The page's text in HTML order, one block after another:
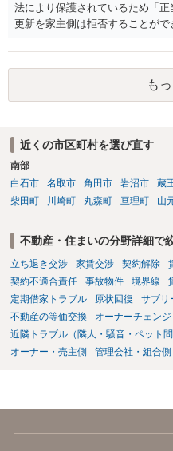
法により保護されているため「
更新を家主側は拒否することが
定期確認させてもらないこと」
せんので、更新拒絶を拒否され
の交渉の中で、一定の金銭をも
みるのはいかがでしょうか。 過
のも一つでしょう。
も
近くの市区町村を選び直す
南部
白石市
名取市 角田市 岩沼市 蔵
柴田町
川崎町 丸森町 亘理町 山
不動産・住まいの分野詳細で
立ち退き交渉 家賃交渉 契約解除
契約不適合責任
事故物件 境界線
定期借家トラブル
原状回復 サブリ
不動産の等価交換
オーナーチェンジ
近隣トラブル（隣人・騒音・ペット問
オーナー・売主側
管理会社・組合側